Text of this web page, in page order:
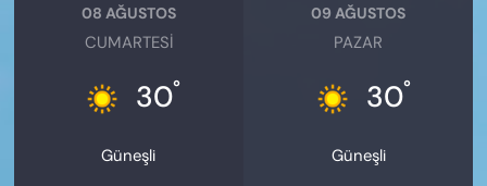
08 AĞUSTOS
CUMARTESI
30°
Güneşli
09 AĞUSTOS
PAZAR
30°
Güneşli